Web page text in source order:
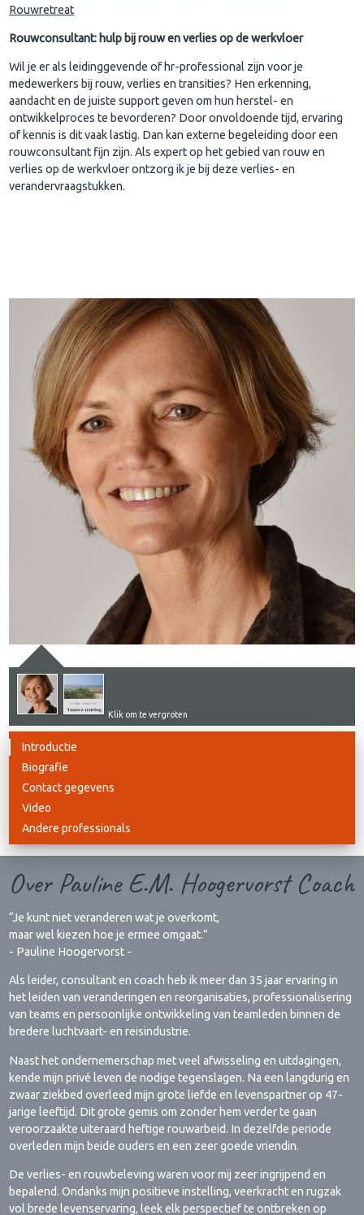
Rouwretreat
Rouwconsultant: hulp bij rouw en verlies op de werkvloer
Wil je er als leidinggevende of hr-professional zijn voor je
medewerkers bij rouw, verlies en transities? Hen erkenning,
aandacht en de juiste support geven om hun herstel- en
ontwikkelproces te bevorderen? Door onvoldoende tijd, ervaring
of kennis is dit vaak lastig. Dan kan externe begeleiding door een
rouwconsultant fijn zijn. Als expert op het gebied van rouw en
verlies op de werkvloer ontzorg ik je bij deze verlies- en
verandervraagstukken.
Klik om te vergroten
Introductie
Biografie
Contact gegevens
Video
Andere professionals
Over Pauline E.M. Hoogervorst Coach
“Je kunt niet veranderen wat je overkomt,
maar wel kiezen hoe je ermee omgaat.”
- Pauline Hoogervorst -
Als leider, consultant en coach heb ik meer dan 35 jaar ervaring in
het leiden van veranderingen en reorganisaties, professionalisering
van teams en persoonlijke ontwikkeling van teamleden binnen de
bredere luchtvaart- en reisindustrie.
Naast het ondernemerschap met veel afwisseling en uitdagingen,
kende mijn privé leven de nodige tegenslagen. Na een langdurig en
zwaar ziekbed overleed mijn grote liefde en levenspartner op 47-
jarige leeftijd. Dit grote gemis om zonder hem verder te gaan
veroorzaakte uiteraard heftige rouwarbeid. In dezelfde periode
overleden mijn beide ouders en een zeer goede vriendin.
De verlies- en rouwbeleving waren voor mij zeer ingrijpend en
bepalend. Ondanks mijn positieve instelling, veerkracht en rugzak
vol brede levenservaring, leek elk perspectief te ontbreken op